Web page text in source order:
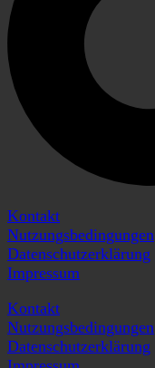
Kontakt
Nutzungsbedingungen
Datenschutzerklärung
Impressum
Kontakt
Nutzungsbedingungen
Datenschutzerklärung